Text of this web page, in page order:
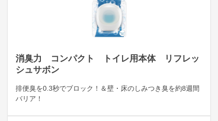
消臭力 コンパクト トイレ用本体 リフレッ
シュサボン
排便臭を0.3秒でブロック！＆壁・床のしみつき臭を約8週間
バリア！